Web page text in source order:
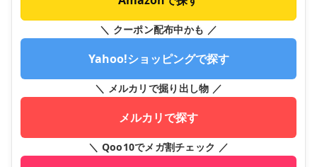
＼ クーポン配布中かも ／
Yahoo!ショッピングで探す
＼ メルカリで掘り出し物 ／
メルカリで探す
＼ Qoo10でメガ割チェック ／